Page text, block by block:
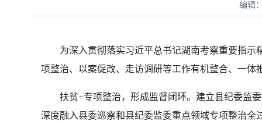
编辑
为深入贯彻落实习近平总书记湖南考察重要指示
项整治、以案促改、走访调研等工作有机整合、一
扶贫+专项整治，形成监督闭环。建立县纪委监委
深度融入县委巡察和县纪委监委重点领域专项整治全